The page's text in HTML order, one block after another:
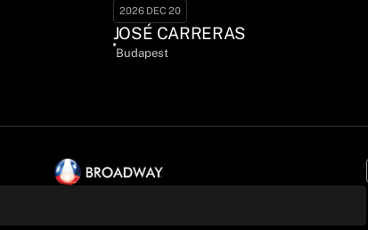
2026 DEC 20
JOSÉ CARRERAS
Budapest